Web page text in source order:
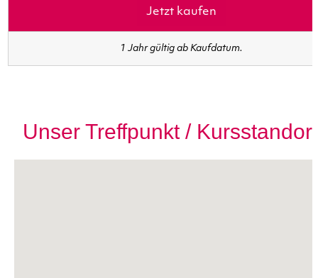
Jetzt kaufen
1 Jahr gültig ab Kaufdatum.
Unser Treffpunkt /